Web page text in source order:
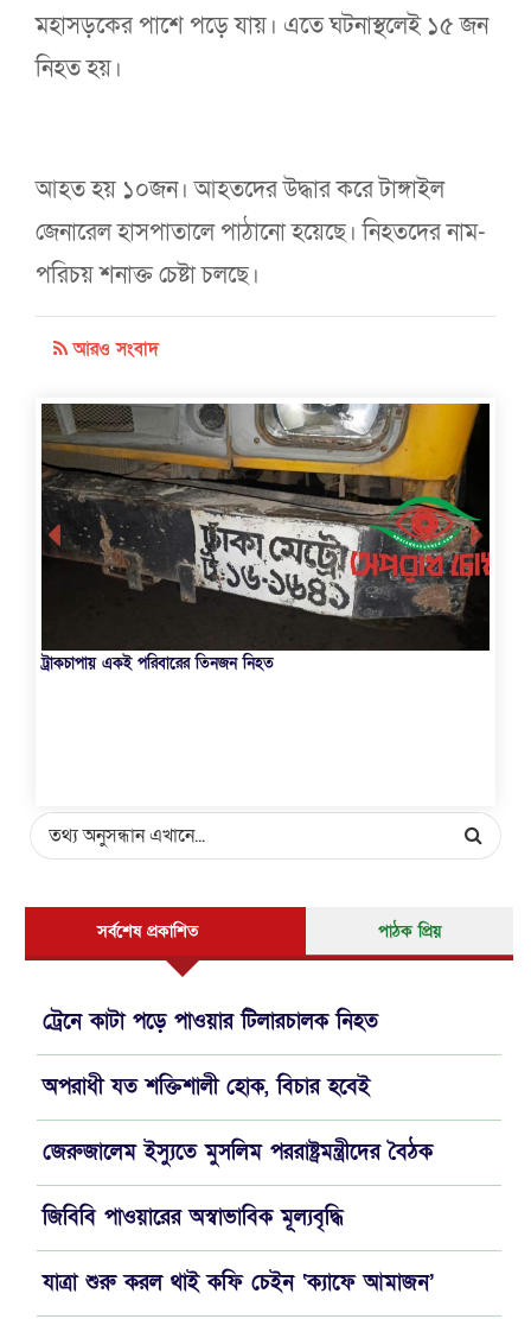
মহাসড়কের পাশে পড়ে যায়। এতে ঘটনাস্থলেই ১৫ জন
নিহত হয়।
আহত হয় ১০জন। আহতদের উদ্ধার করে টাঙ্গাইল
জেনারেল হাসপাতালে পাঠানো হয়েছে। নিহতদের নাম-
পরিচয় শনাক্ত চেষ্টা চলছে।
আরও সংবাদ
ট্রাকচাপায় একই পরিবারের তিনজন নিহত
সর্বশেষ প্রকাশিত পাঠক প্রিয়
ট্রেনে কাটা পড়ে পাওয়ার টিলারচালক নিহত
অপরাধী যত শক্তিশালী হোক, বিচার হবেই
জেরুজালেম ইস্যুতে মুসলিম পররাষ্ট্রমন্ত্রীদের বৈঠক
জিবিবি পাওয়ারের অস্বাভাবিক মূল্যবৃদ্ধি
যাত্রা শুরু করল থাই কফি চেইন ‘ক্যাফে আমাজন’